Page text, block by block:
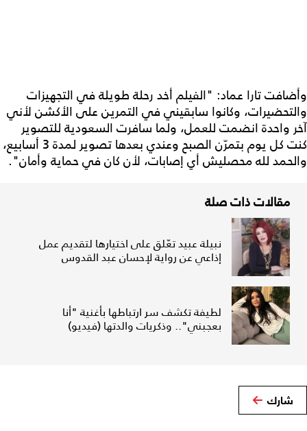
وأضافت تارا عماد: "الفيلم أخد رحلة طويلة في التجهيزات
والتحضيرات، وكانوا سابقيني في التمرين على الأكشن لأني
آخر واحدة انضمت للعمل، ولما سافرت السعودية للتصوير
كنت كل يوم بتمرّن الصبح وعندي بعدها تصوير لمدة 3 أسابيع،
والحمد لله محصليش أي إصابات، لأن كان في حماية وأمان".
مقالات ذات صلة
نبيلة عبيد تعّلق على اختيارها لتقديم عمل
إذاعي عن رواية لإحسان عبد القدوس
لطيفة تكشف سر ارتباطها بأغنية "أنا
بعجبني".. وذكريات والدتها (فيديو)
شارك